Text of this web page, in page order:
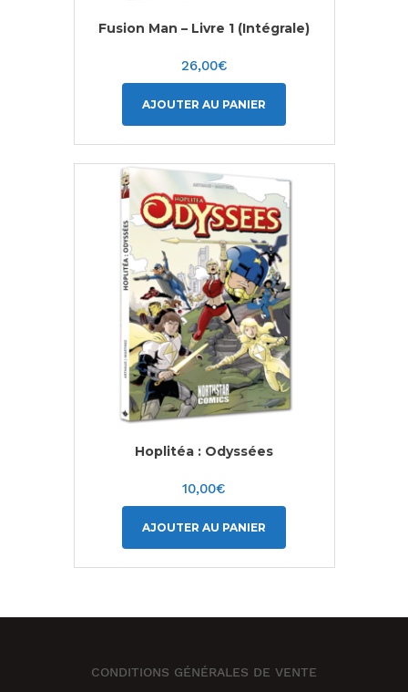
Fusion Man – Livre 1 (Intégrale)
26,00€
AJOUTER AU PANIER
Hoplitéa : Odyssées
10,00€
AJOUTER AU PANIER
CONDITIONS GÉNÉRALES DE VENTE